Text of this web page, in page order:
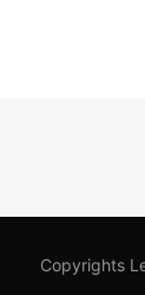
Copyrights